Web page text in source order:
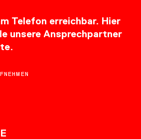
Telefon erreichbar. Hier
unsere Ansprechpartner